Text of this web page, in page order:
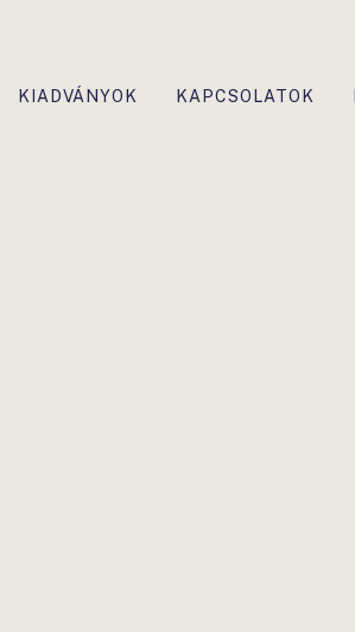
KIADVÁNYOK KAPCSOLATOK